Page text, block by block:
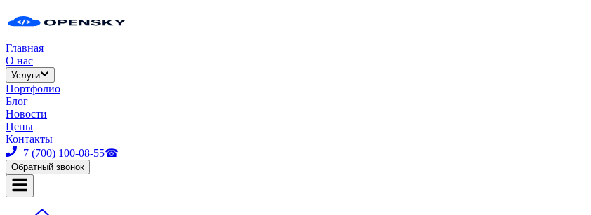
Главная
О нас
Услуги
Портфолио
Блог
Новости
Цены
Контакты
+7 (700) 100-08-55☎
Обратный звонок